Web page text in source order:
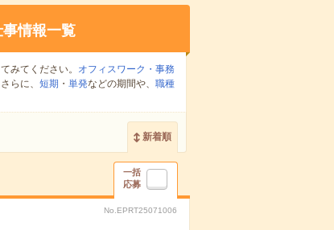
情報一覧
みてください。
オフィスワーク・事務
らに、 短期 ・ 単発などの期間や、 職種
新着順
一括
応募
No.EPRT25071006